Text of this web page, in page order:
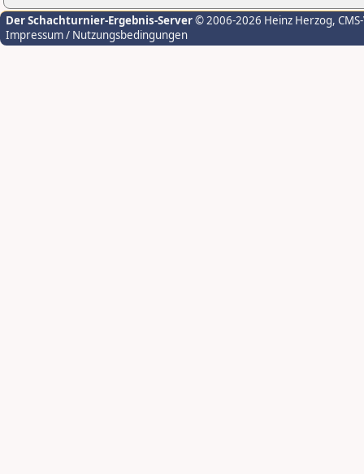
Der Schachturnier-Ergebnis-Server© 2006-2026 Heinz Herzog,
Impressum / Nutzungsbedingungen